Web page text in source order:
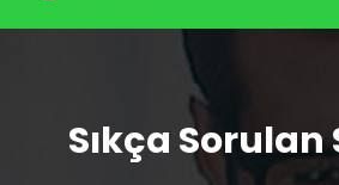
Sıkça